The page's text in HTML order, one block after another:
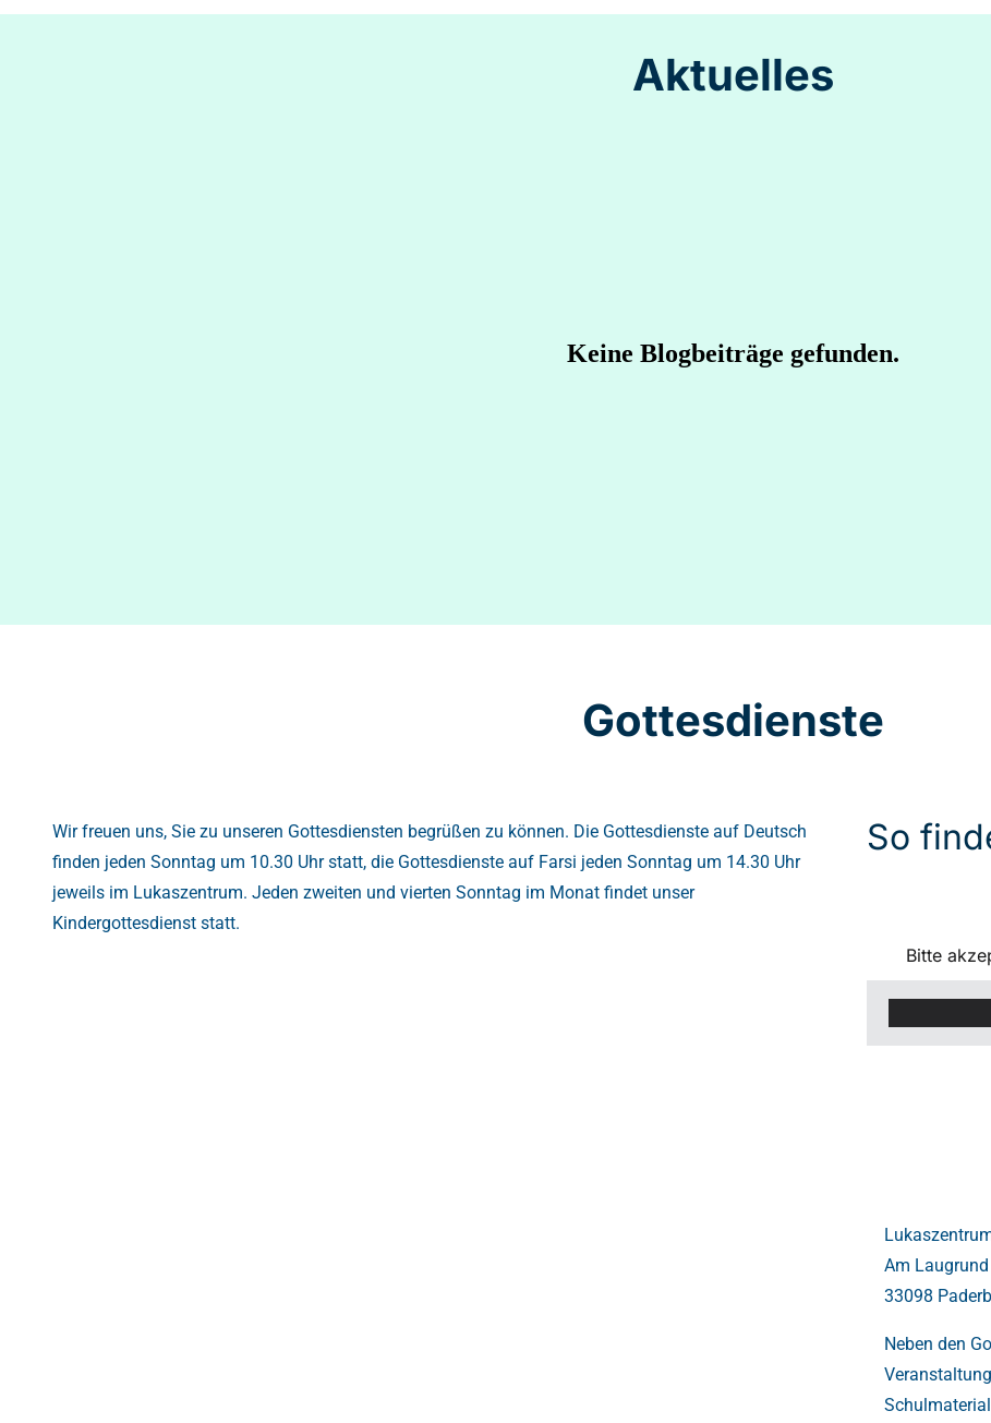
Aktuelles
Gottesdienste
Wir freuen uns, Sie zu unseren Gottesdiensten begrüßen zu können. Die Gottesdienste auf Deutsch
finden jeden Sonntag um 10.30 Uhr statt, die Gottesdienste auf Farsi jeden Sonntag um 14.30 Uhr
jeweils im Lukaszentrum. Jeden zweiten und vierten Sonntag im Monat findet unser
Kindergottesdienst statt.
So
Bitte
Am
33098
Neben den